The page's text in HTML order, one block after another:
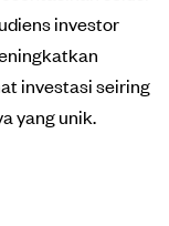
investor
investasi seiring
yang unik.